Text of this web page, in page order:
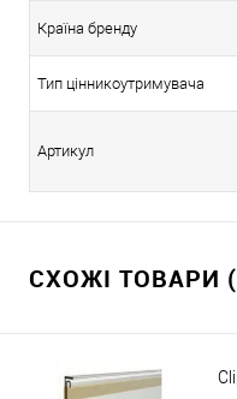
Країна бренду
Тип цінникоутримувача
Артикул
СХОЖІ ТОВАРИ